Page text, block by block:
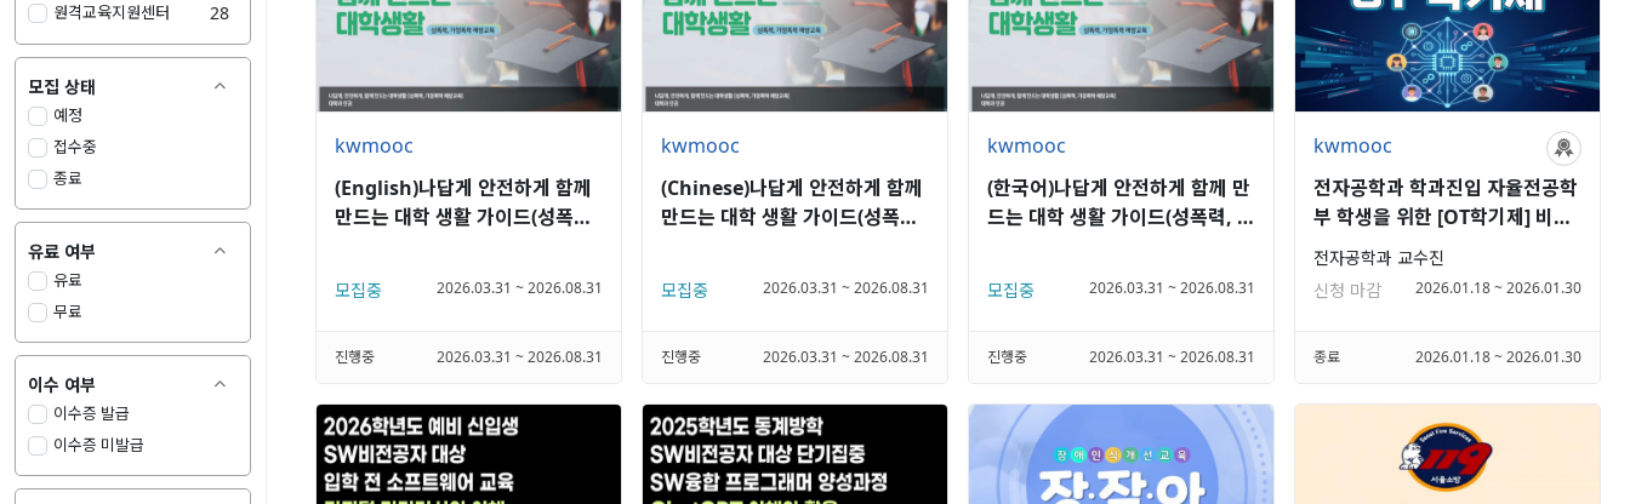
원격교육지원센터 28
모집 상태 
예정
접수중
종료
유료 여부 
유료
무료
이수 여부 
이수증 발급
이수증 미발급
kwmooc
(English)나답게 안전하게 함께
만드는 대학 생활 가이드(성폭력,
모집중 2026.03.31 ~ 2026.08.31
진행중 2026.03.31 ~ 2026.08.31
kwmooc
(Chinese)나답게 안전하게 함께
만드는 대학 생활 가이드(성폭력,
모집중 2026.03.31 ~ 2026.08.31
진행중 2026.03.31 ~ 2026.08.31
kwmooc
(한국어)나답게 안전하게 함께 만
드는 대학 생활 가이드(성폭력, 가
모집중 2026.03.31 ~ 2026.08.31
진행중 2026.03.31 ~ 2026.08.31
kwmooc
전자공학과 학과진입 자율전공학
부 학생을 위한 [OT학기제] 비교
과 의무교육
전자공학과 교수진
신청 마감
2026.01.18 ~ 2026.01.30
종료 2026.01.18 ~ 2026.01.30